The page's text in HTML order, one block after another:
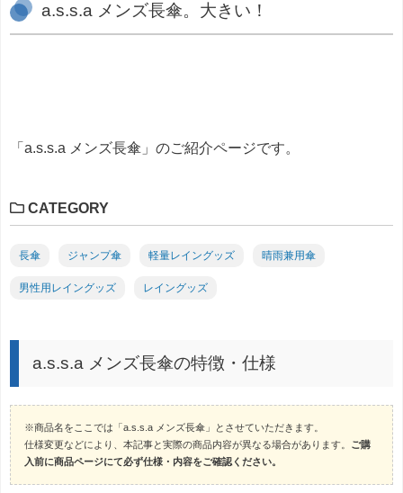
a.s.s.a メンズ長傘。大きい！
「a.s.s.a メンズ長傘」のご紹介ページです。
CATEGORY
長傘 ジャンプ傘 軽量レイングッズ 晴雨兼用傘
男性用レイングッズ レイングッズ
a.s.s.a メンズ長傘の特徴・仕様
※商品名をここでは「a.s.s.a メンズ長傘」とさせていただきます。
仕様変更などにより、本記事と実際の商品内容が異なる場合があります。 ご購
入前に商品ページにて必ず仕様・内容をご確認ください。